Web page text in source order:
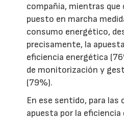
compañía, mientras que
puesto en marcha
consumo energético,
precisamente, la
eficiencia energética
de monitorización y
(79%).
En ese sentido, para las
apuesta por la